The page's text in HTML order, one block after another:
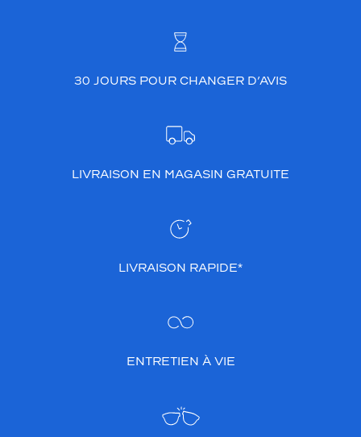
30 JOURS POUR CHANGER D’AVIS
LIVRAISON EN MAGASIN GRATUITE
LIVRAISON RAPIDE*
ENTRETIEN À VIE